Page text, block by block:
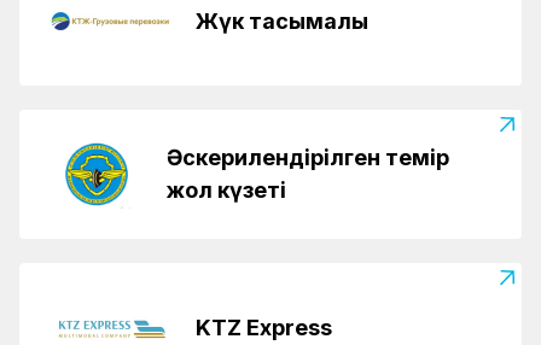
Жүк тасымалы
Әскерилендірілген темір
жол күзеті
KTZ Express